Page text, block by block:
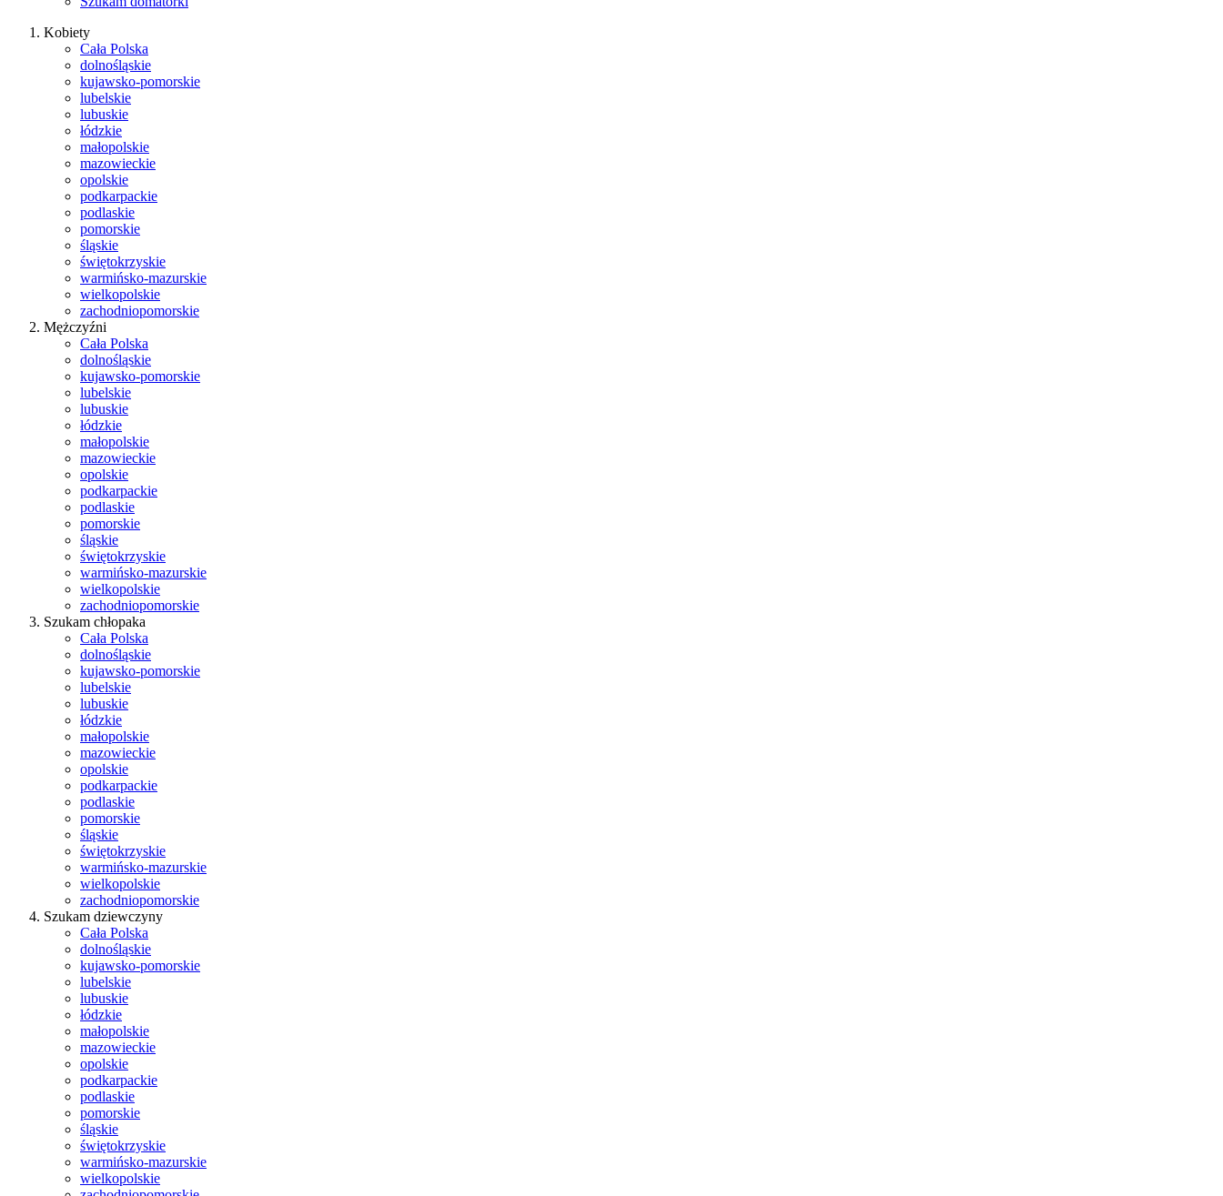
Kobiety
Cała Polska
dolnośląskie
kujawsko-pomorskie
lubelskie
lubuskie
łódzkie
małopolskie
mazowieckie
opolskie
podkarpackie
podlaskie
pomorskie
śląskie
świętokrzyskie
warmińsko-mazurskie
wielkopolskie
zachodniopomorskie
Mężczyźni
Cała Polska
dolnośląskie
kujawsko-pomorskie
lubelskie
lubuskie
łódzkie
małopolskie
mazowieckie
opolskie
podkarpackie
podlaskie
pomorskie
śląskie
świętokrzyskie
warmińsko-mazurskie
wielkopolskie
zachodniopomorskie
Szukam chłopaka
Cała Polska
dolnośląskie
kujawsko-pomorskie
lubelskie
lubuskie
łódzkie
małopolskie
mazowieckie
opolskie
podkarpackie
podlaskie
pomorskie
śląskie
świętokrzyskie
warmińsko-mazurskie
wielkopolskie
zachodniopomorskie
Szukam dziewczyny
Cała Polska
dolnośląskie
kujawsko-pomorskie
lubelskie
lubuskie
łódzkie
małopolskie
mazowieckie
opolskie
podkarpackie
podlaskie
pomorskie
śląskie
świętokrzyskie
warmińsko-mazurskie
wielkopolskie